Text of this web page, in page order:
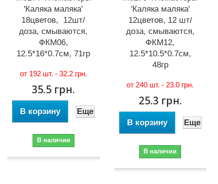
'Каляка маляка'
18цветов, 12шт/
доза, смываются,
ФКМ06,
12.5*16*0.7см, 71гр
от 192 шт. - 32.2 грн.
35.5 грн.
В корзину Еще
В наличии
'Каляка маляка'
12цветов, 12 шт/
доза, смываются,
ФКМ12,
12.5*10.5*0.7см,
48гр
от 240 шт. - 23.0 грн.
25.3 грн.
В корзину Еще
В наличии